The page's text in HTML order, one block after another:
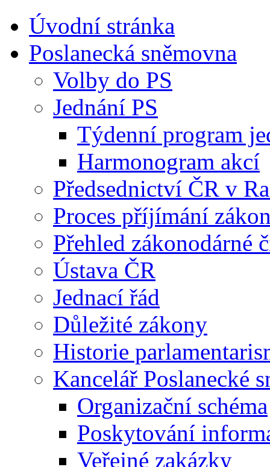
Úvodní stránka
Poslanecká sněmovna
Volby do PS
Jednání PS
Týdenní program
Harmonogram akcí
Předsednictví ČR v
Proces příjímání
Přehled zákonodárné
Ústava ČR
Jednací řád
Důležité zákony
Historie
Kancelář Poslanecké
Organizační schéma
Poskytování
Veřejné zakázky